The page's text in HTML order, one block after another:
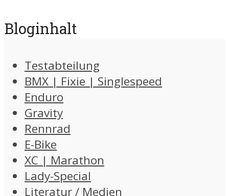
Bloginhalt
Testabteilung
BMX | Fixie | Singlespeed
Enduro
Gravity
Rennrad
E-Bike
XC | Marathon
Lady-Special
Literatur / Medien